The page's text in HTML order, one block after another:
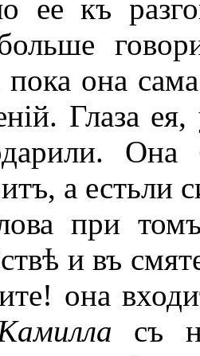
ее къ
пока она
Глаза
Она
а естьли
при
и въ
она
съ